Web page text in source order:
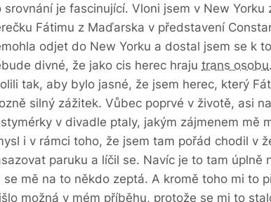
srovnání je fascinující. Vloni jsem v New Yorku
Fátimu z Maďarska v představení
odjet do New Yorku a dostal jsem se k
divné, že jako cis herec hraju trans osobu
tak, aby bylo jasné, že jsem herec, který
silný zážitek. Vůbec poprvé v životě, asi
v divadle ptaly, jakým zájmenem mě
i v rámci toho, že jsem tam pořád chodil v
paruku a líčil se. Navíc je to tam úplně
se mě na to někdo zeptá. A kromě toho mi to
možná v mém příběhu, protože se mi to